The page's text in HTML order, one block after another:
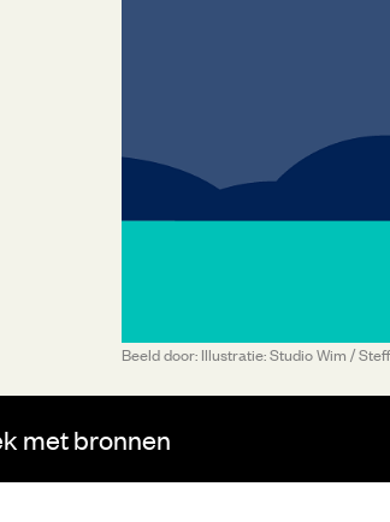
Beeld door: Illustratie: Studio Wim /
met bronnen